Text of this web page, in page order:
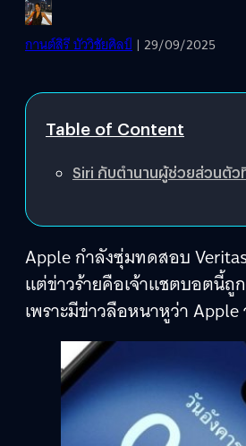
กานต์สิรี บัววิชัยศิลป์ | 29/09/2025
Table of Content
Siri กับตำนานผู้ช่วยส่วนตัว
Apple กำลังซุ่มทดสอบ
แต่ข่าวร้ายคือเจ้าแชตบอตนี้ถู
เพราะมีข่าวลือหนาหูว่า